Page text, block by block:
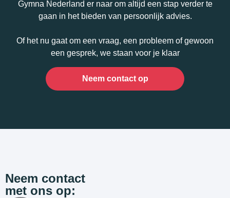
Gymna Nederland er naar om altijd een stap verder te
gaan in het bieden van persoonlijk advies.
Of het nu gaat om een vraag, een probleem of gewoon
een gesprek, we staan voor je klaar
Neem contact op
Neem contact
met ons op: